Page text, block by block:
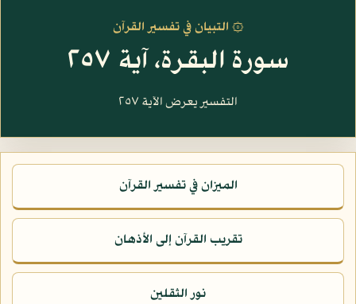
۞ التبيان في تفسير القرآن
سورة البقرة، آية ٢٥٧
التفسير يعرض الآية ٢٥٧
الميزان في تفسير القرآن
تقريب القرآن إلى الأذهان
نور الثقلين